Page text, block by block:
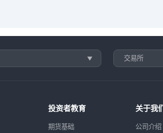
交易所
投资者教育
期货基础
关于我们
公司介绍